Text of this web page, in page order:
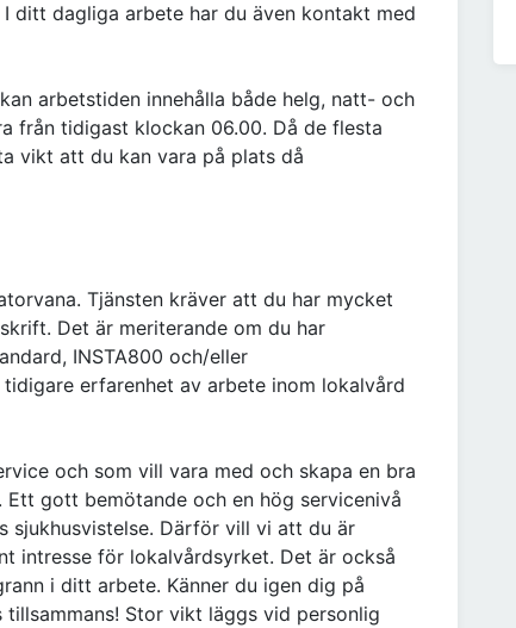
ditt dagliga arbete har du även kontakt med
arbetstiden innehålla både helg, natt- och
från tidigast klockan 06.00. Då de flesta
vikt att du kan vara på plats då
Tjänsten kräver att du har mycket
Det är meriterande om du har
INSTA800 och/eller
erfarenhet av arbete inom lokalvård
och som vill vara med och skapa en bra
gott bemötande och en hög servicenivå
sjukhusvistelse. Därför vill vi att du är
intresse för lokalvårdsyrket. Det är också
i ditt arbete. Känner du igen dig på
Stor vikt läggs vid personlig